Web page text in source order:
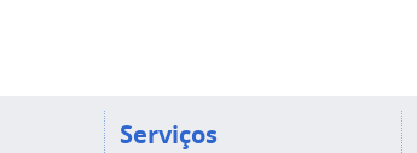
Serviços